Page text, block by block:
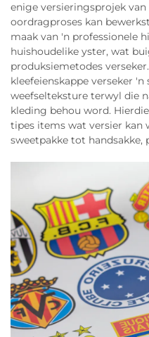
enige versieringsprojek
oordragproses kan
maak van 'n professionele
huishoudelike yster, wat
produksiemetodes
kleefeienskappe verseker
weefselteksture terwyl die
kleding behou word.
tipes items wat versier kan
sweetpakke tot handsakke,